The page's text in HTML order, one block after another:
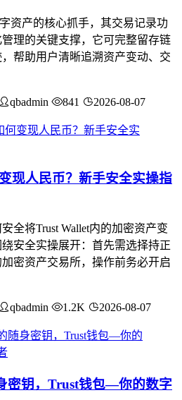
资产的核心抓手，其交易记录功
理的关键支撑，它可完整留存链
，帮助用户清晰追溯资产变动、交
qbadmin 841 2026-08-07
现人民币？新手安全实操指
全将Trust Wallet内的加密资产变
安全实操展开：首先需选择持正
密资产交易所，操作前务必开启
qbadmin 1.2K 2026-08-07
密钥，Trust钱包—你的数字